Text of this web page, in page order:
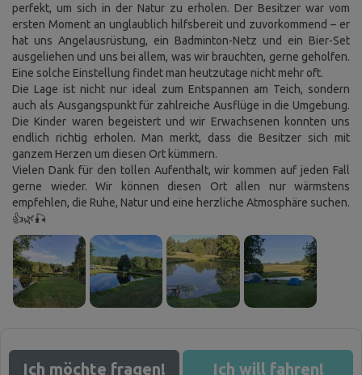
perfekt, um sich in der Natur zu erholen. Der Besitzer war vom
ersten Moment an unglaublich hilfsbereit und zuvorkommend – er
hat uns Angelausrüstung, ein Badminton-Netz und ein Bier-Set
ausgeliehen und uns bei allem, was wir brauchten, gerne geholfen.
Eine solche Einstellung findet man heutzutage nicht mehr oft.
Die Lage ist nicht nur ideal zum Entspannen am Teich, sondern
auch als Ausgangspunkt für zahlreiche Ausflüge in die Umgebung.
Die Kinder waren begeistert und wir Erwachsenen konnten uns
endlich richtig erholen. Man merkt, dass die Besitzer sich mit
ganzem Herzen um diesen Ort kümmern.
Vielen Dank für den tollen Aufenthalt, wir kommen auf jeden Fall
gerne wieder. Wir können diesen Ort allen nur wärmstens
empfehlen, die Ruhe, Natur und eine herzliche Atmosphäre suchen.
👍🌿🎣
Ich möchte fragen! Ich will fahren!
Cookies. Sie wissen, was zu tun ist, damit Sie diese
Leiste nicht stört.
Diese Website verwendet Cookies. Bitte bestätigen Sie Ihr
Einverständnis mit der Verwendung aller Cookies, indem Sie auf "Ich
stimme zu" klicken. Wenn Sie Ihre Einstellungen ändern möchten, klicken
Sie auf die Schaltfläche "Einstellungen speichern". Weitere
Informationen über unsere Verwendung von Cookies finden Sie
hier
Alles ablehnen